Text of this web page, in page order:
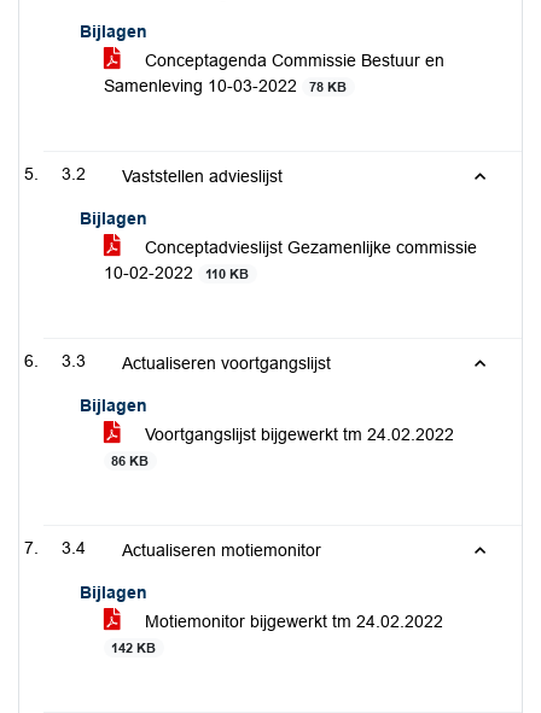
Bijlagen
Conceptagenda Commissie Bestuur en
Samenleving 10-03-2022
78 KB
3.2 Vaststellen advieslijst
Bijlagen
Conceptadvieslijst Gezamenlijke commissie
10-02-2022
110 KB
3.3 Actualiseren voortgangslijst
Bijlagen
Voortgangslijst bijgewerkt tm 24.02.2022
86 KB
3.4 Actualiseren motiemonitor
Bijlagen
Motiemonitor bijgewerkt tm 24.02.2022
142 KB